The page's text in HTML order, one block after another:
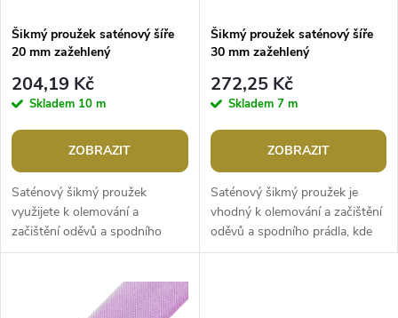
p
r
o
d
u
s
p
r
o
d
u
Šikmý proužek saténový šíře
20 mm zažehlený
204,19 Kč
Skladem 10 m
ZOBRAZIT
Saténový šikmý proužek
využijete k olemování a
začištění oděvů a spodního
prádla, kde vynikne jako jemný
Šikmý proužek saténový šíře
30 mm zažehlený
272,25 Kč
Skladem 7 m
ZOBRAZIT
Saténový šikmý proužek je
vhodný k olemování a začištění
oděvů a spodního prádla, kde
vynikne jako jemný a